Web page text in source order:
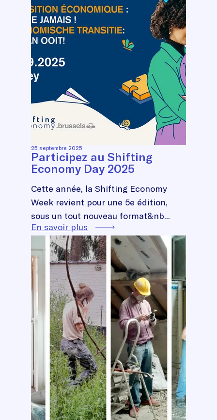
25 septembre 2025
Participez au Shifting
Economy Day 2025
Cette année, la Shifting Economy
Week revient pour une 5e édition,
sous un tout nouveau format&nb...
En savoir plus